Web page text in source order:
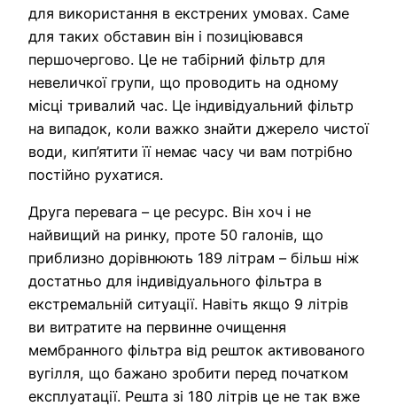
для використання в екстрених умовах. Саме
для таких обставин він і позиціювався
першочергово. Це не табірний фільтр для
невеличкої групи, що проводить на одному
місці тривалий час. Це індивідуальний фільтр
на випадок, коли важко знайти джерело чистої
води, кип’ятити її немає часу чи вам потрібно
постійно рухатися.
Друга перевага – це ресурс. Він хоч і не
найвищий на ринку, проте 50 галонів, що
приблизно дорівнюють 189 літрам – більш ніж
достатньо для індивідуального фільтра в
екстремальній ситуації. Навіть якщо 9 літрів
ви витратите на первинне очищення
мембранного фільтра від решток активованого
вугілля, що бажано зробити перед початком
експлуатації. Решта зі 180 літрів це не так вже